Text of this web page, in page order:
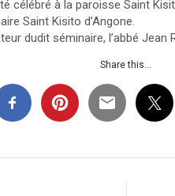
célébré à la paroisse Saint
Saint Kisito d’Angone.
dudit séminaire, l’abbé Jean
Share this...